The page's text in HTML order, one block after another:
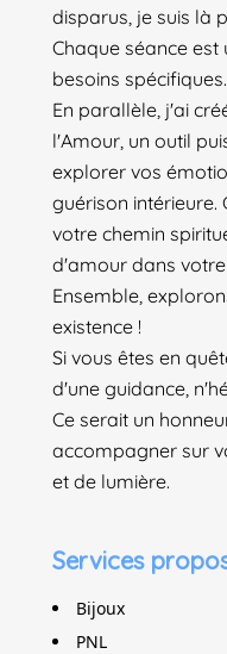
disparus, je suis là
Chaque séance est
besoins spécifiques.
En parallèle, j'ai
l'Amour, un outil
explorer vos
guérison intérieure.
votre chemin
d'amour dans votre
Ensemble,
existence !
Si vous êtes en
d'une guidance,
Ce serait un
accompagner sur
et de lumière.
Services
Bijoux
PNL